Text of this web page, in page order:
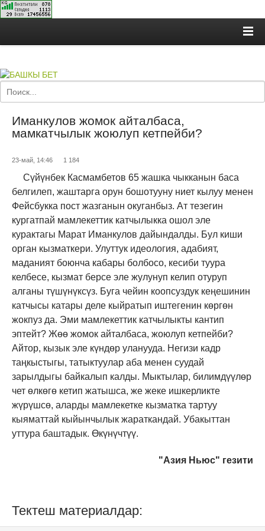
Иманкулов жомок айталбаса,
мамкатчылык жоюлуп кетпейби?
23-май, 14:46 1 184
Сүйүнбек Касмамбетов 65 жашка чыкканын баса
белгилеп, жаштарга орун бошотууну ниет кылуу менен
Фейсбукка пост жазганын окуганбыз. Ат тезегин
кургатпай мамлекеттик катчылыкка ошол эле
курактагы Марат Иманкулов дайындалды. Бул киши
орган кызматкери. Улуттук идеология, адабият,
маданият боюнча кабары болбосо, кесиби туура
келбесе, кызмат берсе эле жулунуп келип отуруп
алганы түшүнүксүз. Буга чейин коопсуздук кеңешинин
катчысы катары деле кыйратып иштегенин көргөн
жокпуз да. Эми мамлекеттик катчылыкты кантип
эптейт? Жөө жомок айталбаса, жоюлуп кетпейби?
Айтор, кызык эле күндөр уланууда. Негизи кадр
таңкыстыгы, татыктуулар аба менен суудай
зарылдыгы байкалып калды. Мыктылар, билимдүүлөр
чет өлкөгө кетип жатышса, же жеке ишкерликте
жүрүшсө, аларды мамлекетке кызматка тартуу
кыяматтай кыйынчылык жараткандай. Убакыттан
уттура баштадык. Өкүнүчтүү.
"Азия Ньюс" гезити
Тектеш материалдар: